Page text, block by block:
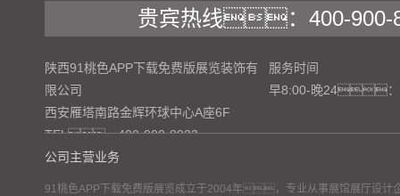
贵宾热线：400-900-
陕西91桃色APP下载免费版展览装饰有
限公司
西安雁塔南路金辉环球中心A座6F
TEL：400-900-8922
服务时间
早8:00-晚24：
公司主营业务
91桃色APP下载免费版展览成立于2004年，专业从事展馆展厅设